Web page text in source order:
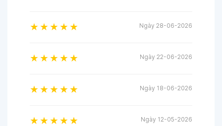
Ngày 28-06-2026
Ngày 22-06-2026
Ngày 18-06-2026
Ngày 12-05-2026